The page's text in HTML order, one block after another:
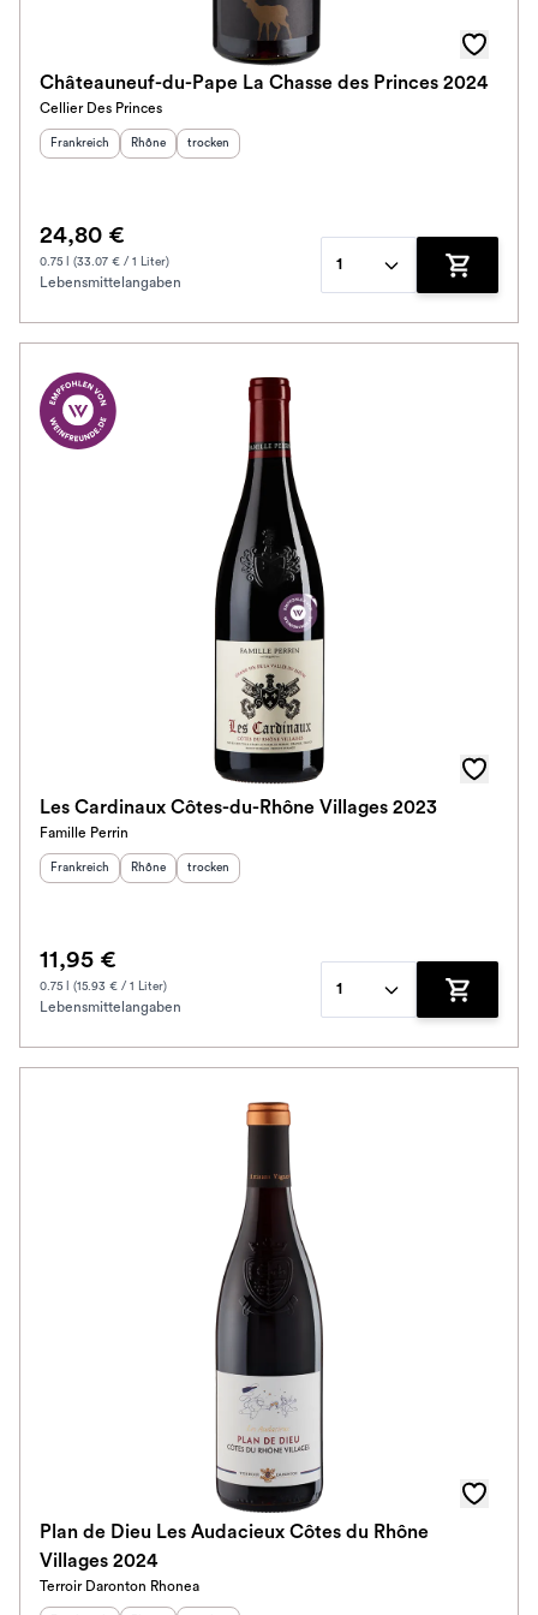
Châteauneuf-du-Pape La Chasse des Princes 2024
Cellier Des Princes
Herkunftsland
Frankreich Herkunftsregion:
Rhône Geschmack
trocken
24,80 €
0.75 l (33.07 € / 1 Liter)
Lebensmittelangaben
1
Zum
Les Cardinaux Côtes-du-Rhône Villages 2023
Famille Perrin
Herkunftsland
Frankreich Herkunftsregion:
Rhône Geschmack
trocken
11,95 €
0.75 l (15.93 € / 1 Liter)
Lebensmittelangaben
1
Zum
Plan de Dieu Les Audacieux Côtes du Rhône
Villages 2024
Terroir Daronton Rhonea